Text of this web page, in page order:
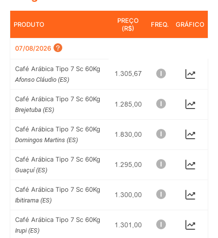
PRODUTO
PREÇO
(R$)
FREQ. GRÁFICO
07/08/2026
Café Arábica Tipo 7 Sc 60Kg
Afonso Cláudio (ES)
Café Arábica Tipo 7 Sc 60Kg
Brejetuba (ES)
Café Arábica Tipo 7 Sc 60Kg
Domingos Martins (ES)
Café Arábica Tipo 7 Sc 60Kg
Guaçuí (ES)
Café Arábica Tipo 7 Sc 60Kg
Ibitirama (ES)
Café Arábica Tipo 7 Sc 60Kg
Irupi (ES)